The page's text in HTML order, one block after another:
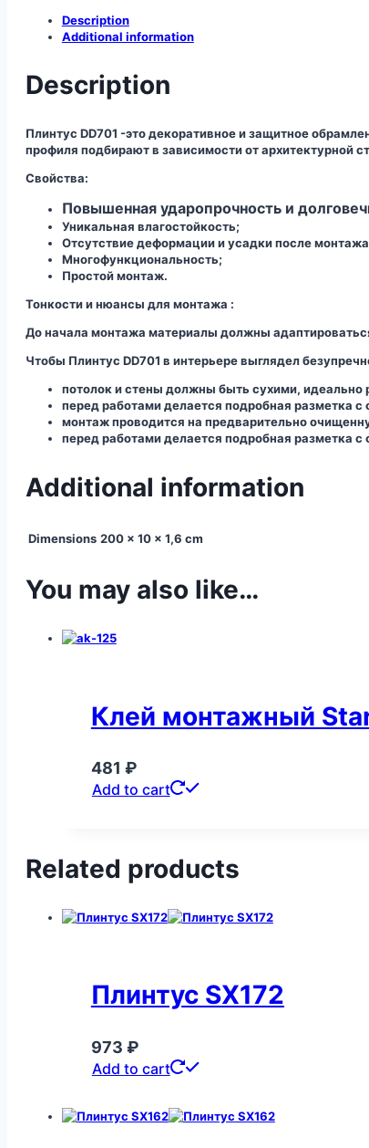
Description
Additional information
Description
Плинтус DD701 -это декоративное и защитное
профиля подбирают в зависимости от архитектурной
Свойства:
Повышенная ударопрочность и
Уникальная влагостойкость;
Отсутствие деформации и усадки после
Многофункциональность;
Простой монтаж.
Тонкости и нюансы для монтажа :
До начала монтажа материалы должны
Чтобы Плинтус DD701 в интерьере выглядел
потолок и стены должны быть сухими, идеально
перед работами делается подробная разметка
монтаж проводится на предварительно
перед работами делается подробная разметка
Additional information
Dimensions 200 × 10 × 1,6 cm
You may also like…
Клей монтажный
481 ₽
Add to cart
Related products
Плинтус SX172
973 ₽
Add to cart